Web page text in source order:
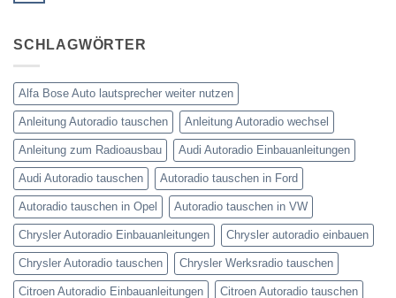
Kuga
SCHLAGWÖRTER
Alfa Bose Auto lautsprecher weiter nutzen
Anleitung Autoradio tauschen Anleitung Autoradio wechsel
Anleitung zum Radioausbau Audi Autoradio Einbauanleitungen
Audi Autoradio tauschen Autoradio tauschen in Ford
Autoradio tauschen in Opel Autoradio tauschen in VW
Chrysler Autoradio Einbauanleitungen Chrysler autoradio einbauen
Chrysler Autoradio tauschen Chrysler Werksradio tauschen
Citroen Autoradio Einbauanleitungen Citroen Autoradio tauschen